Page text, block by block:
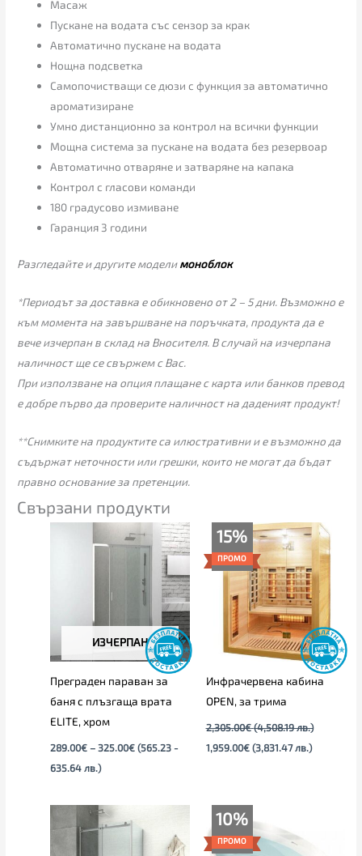
Масаж
Пускане на водата със сензор за крак
Автоматично пускане на водата
Нощна подсветка
Самопочистващи се дюзи с функция за автоматично
ароматизиране
Умно дистанционно за контрол на всички функции
Мощна система за пускане на водата без резервоар
Автоматично отваряне и затваряне на капака
Контрол с гласови команди
180 градусово измиване
Гаранция 3 години
Разгледайте и другите моделимоноблок
*Периодът за доставка е обикновено от 2 – 5 дни. Възможно е
към момента на завършване на поръчката, продукта да е
вече изчерпан в склад на Вносителя. В случай на изчерпана
наличност ще се свържем с Вас.
При използване на опция плащане с карта или банков превод
е добре първо да проверите наличност на даденият продукт!
**Снимките на продуктите са илюстративни и е възможно да
съдържат неточности или грешки, които не могат да бъдат
правно основание за претенции.
Свързани продукти
ИЗЧЕРПАН
Преграден параван за
баня с плъзгаща врата
ELITЕ, хром
289.00€ – 325.00€
range:
289.00€
through
325.00€
(565.23 -
635.64 лв.)
15%
ПРОМО
Инфрачервена кабина
OPEN, за трима
2,305.00€ (4,508.19 лв.)
Original
price
was:
2,305.00€
(4,508.19
1,959.00€ (3,831.47 лв.)
Текущата
цена
1,959.00€
(3,831.47
лв.).
10%
ПРОМО
Original
price
was:
1,685.00€